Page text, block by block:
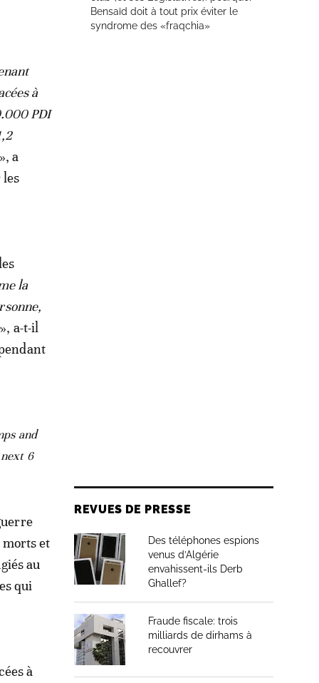
à
PDI
a
les
la
», a-t-il
and
6
morts et
au
qui
à
Bensaïd doit à tout prix éviter le
syndrome des «fraqchia»
REVUES DE PRESSE
Des téléphones espions
venus d’Algérie
envahissent-ils Derb
Ghallef?
Fraude fiscale: trois
milliards de dirhams à
recouvrer